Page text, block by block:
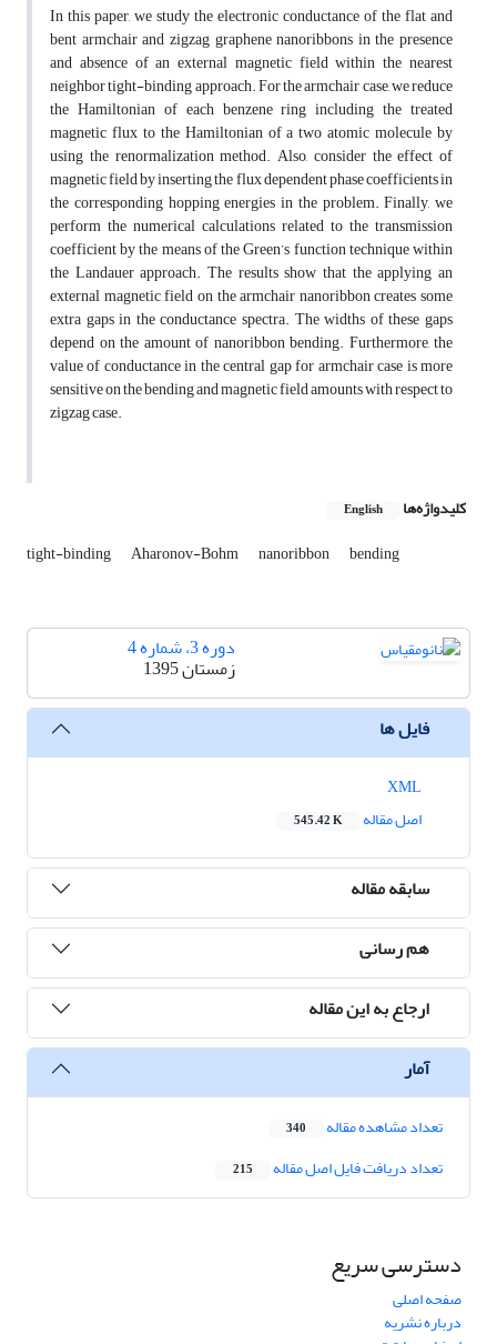
In this paper, we study the electronic conductance of the flat and
bent armchair and zigzag graphene nanoribbons in the presence
and absence of an external magnetic field within the nearest
neighbor tight-binding approach. For the armchair case, we reduce
the Hamiltonian of each benzene ring including the treated
magnetic flux to the Hamiltonian of a two atomic molecule by
using the renormalization method. Also, consider the effect of
magnetic field by inserting the flux dependent phase coefficients in
the corresponding hopping energies in the problem. Finally, we
perform the numerical calculations related to the transmission
coefficient by the means of the Green’s function technique within
the Landauer approach. The results show that the applying an
external magnetic field on the armchair nanoribbon creates some
extra gaps in the conductance spectra. The widths of these gaps
depend on the amount of nanoribbon bending. Furthermore, the
value of conductance in the central gap for armchair case is more
sensitive on the bending and magnetic field amounts with respect to
zigzag case.
کلیدواژه‌ها English
tight-binding Aharonov-Bohm nanoribbon bending
دوره 3، شماره 4
زمستان 1395
فایل ها
اصل مقاله
545.42 K
سابقه مقاله
هم رسانی
ارجاع به این مقاله
آمار
تعداد مشاهده مقاله 340
تعداد دریافت فایل اصل مقاله 215
دسترسی سریع
صفحه اصلی
درباره نشریه